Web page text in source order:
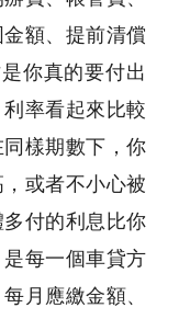
額、提前清償
你真的要付出
率看起來比較
樣期數下，你
或者不小心被
付的利息比你
每一個車貸方
月應繳金額、